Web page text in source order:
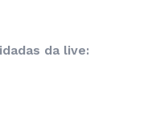
da live: